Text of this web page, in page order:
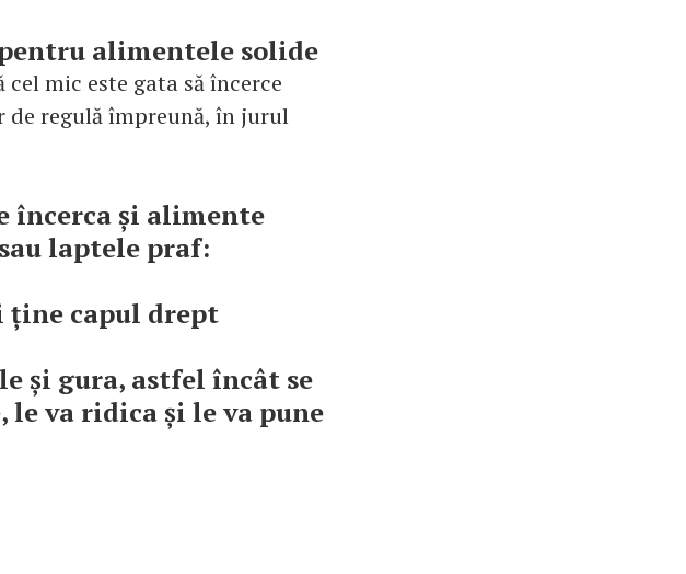
alimentele solide
mic este gata să încerce
de regulă împreună, în jurul
încerca și alimente
laptele praf:
ține capul drept
și gura, astfel încât se
va ridica și le va pune